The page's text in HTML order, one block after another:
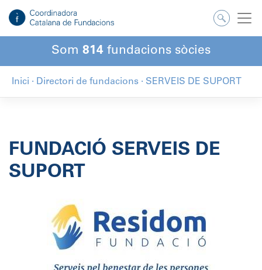
contingut
Som 814 fundacions sòcies
Inici · Directori de fundacions · SERVEIS DE SUPORT
FUNDACIÓ SERVEIS DE
SUPORT